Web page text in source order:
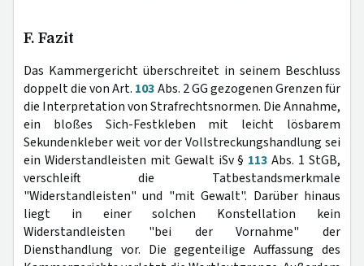
F. Fazit
Das Kammergericht überschreitet in seinem Beschluss
doppelt die von Art. 103Abs. 2 GG gezogenen Grenzen für
die Interpretation von Strafrechtsnormen. Die Annahme,
ein bloßes Sich-Festkleben mit leicht lösbarem
Sekundenkleber weit vor der Vollstreckungshandlung sei
ein Widerstandleisten mit Gewalt iSv § 113 Abs. 1 StGB,
verschleift die Tatbestandsmerkmale
"Widerstandleisten" und "mit Gewalt". Darüber hinaus
liegt in einer solchen Konstellation kein
Widerstandleisten "bei der Vornahme" der
Diensthandlung vor. Die gegenteilige Auffassung des